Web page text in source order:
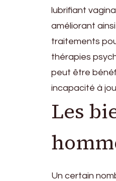
lubrifiant
améliorant
traitements
thérapies
peut être
incapacité à
Les
Un certain